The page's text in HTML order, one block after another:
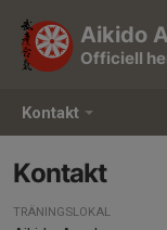
Kontakt
Aikido
Officiell
Kontakt
TRÄNINGSLOKAL